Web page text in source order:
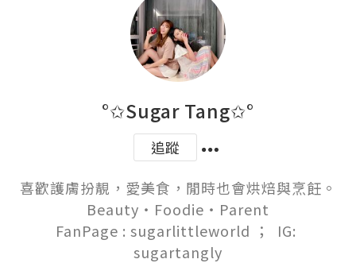
°✩Sugar Tang✩°
追蹤
喜歡護膚扮靚，愛美食，閒時也會烘焙與烹飪。
Beauty‧Foodie‧Parent
FanPage : sugarlittleworld ；  IG:
sugartangly